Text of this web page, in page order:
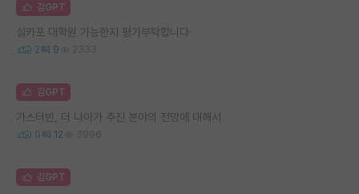
김GPT
설카포 대학원 가능한지 평가부탁합니다
2 9 2333
김GPT
가스터빈, 더 나아가 추진 분야의 전망에 대해서
0 12 3996
김GPT